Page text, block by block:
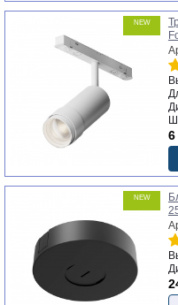
NEW
6
NEW